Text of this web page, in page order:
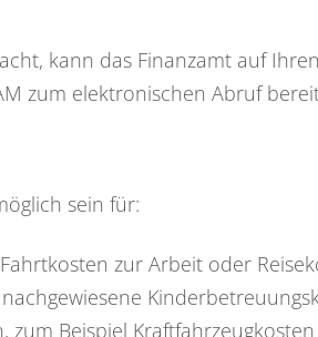
kann das Finanzamt auf
zum elektronischen Abruf
sein für:
zur Arbeit oder
zum Beispiel